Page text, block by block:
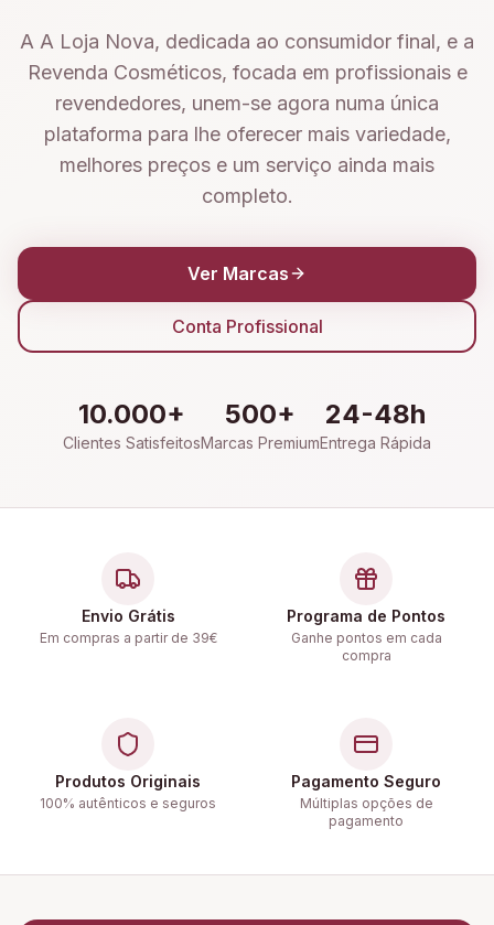
A A Loja Nova, dedicada ao consumidor final, e a
Revenda Cosméticos, focada em profissionais e
revendedores, unem-se agora numa única
plataforma para lhe oferecer mais variedade,
melhores preços e um serviço ainda mais
completo.
Ver Marcas
Conta Profissional
10.000+
Clientes Satisfeitos
500+
Marcas Premium
24-48h
Entrega Rápida
Envio Grátis
Em compras a partir de 39€
Programa de Pontos
Ganhe pontos em cada
compra
Produtos Originais
100% autênticos e seguros
Pagamento Seguro
Múltiplas opções de
pagamento